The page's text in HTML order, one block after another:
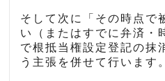
そして次に「その時点で
い（またはすでに弁済・
で根抵当権設定登記の抹
う主張を併せて行います。